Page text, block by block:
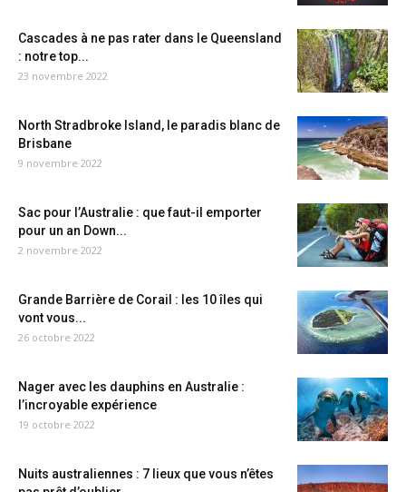
Cascades à ne pas rater dans le Queensland
: notre top...
23 novembre 2022
North Stradbroke Island, le paradis blanc de
Brisbane
9 novembre 2022
Sac pour l’Australie : que faut-il emporter
pour un an Down...
2 novembre 2022
Grande Barrière de Corail : les 10 îles qui
vont vous...
26 octobre 2022
Nager avec les dauphins en Australie :
l’incroyable expérience
19 octobre 2022
Nuits australiennes : 7 lieux que vous n’êtes